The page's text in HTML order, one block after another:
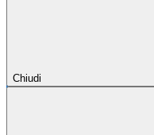
Chiudi